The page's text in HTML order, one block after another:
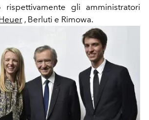
rispettivamente gli amministratori
, Berluti e Rimowa.